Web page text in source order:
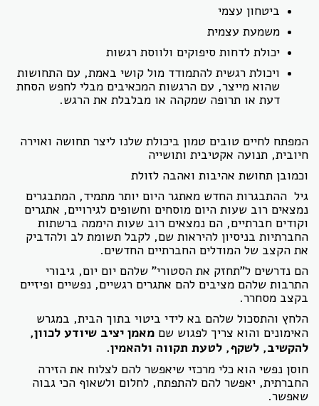
ביטחון עצמי
משמעת עצמית
יכולת לדחות סיפוקים ולווסת רגשות
ויכולת רגשית להתמודד מול קושי באמת, עם התחושות
שהוא מייצר, עם הרגשות המכאיבים מבלי לחפש הסחת
דעת או תרופה שמקהה או מבלבלת את הרגש.
המפתח לחיים טובים טמון ביכולת שלנו ליצר תחושה ואוירה
חיובית, תנועה אקטיבית ותושייה
וכמובן תחושת אהיבות ואהבה לזולת
גיל ההתבגרות החדש מאתגר היום יותר מתמיד, המתבגרים
נמצאים רוב שעות היום מוסחים וחשופים לגירויים, אתגרים
וקודים חברתיים, הם נמצאים רוב שעות היממה ברשתות
החברתיות בניסיון להיראות שם, לקבל תשומת לב ולהדביק
את הקצב של המודלים החברתיים החדשים.
הם נדרשים ל"תחזק את הסטורי" שלהם יום יום, גיבורי
התרבות שלהם מציבים להם אתגרים רגשיים, נפשיים ופיזיים
בקצב מסחרר.
הלחץ והתסכול שלהם בא לידי ביטוי בתוך הבית, במגרש
האימונים והוא צריך לפגוש שם מאמן יציב שיודע לכוון,
להקשיב, לשקף, לטעת תקווה ולהאמין.
חוסן נפשי הוא כלי מרכזי שיאפשר להם לצלוח את הזירה
החברתית, יאפשר להם להתפתח, לחלום ולשאוף הכי גבוה
שאפשר.